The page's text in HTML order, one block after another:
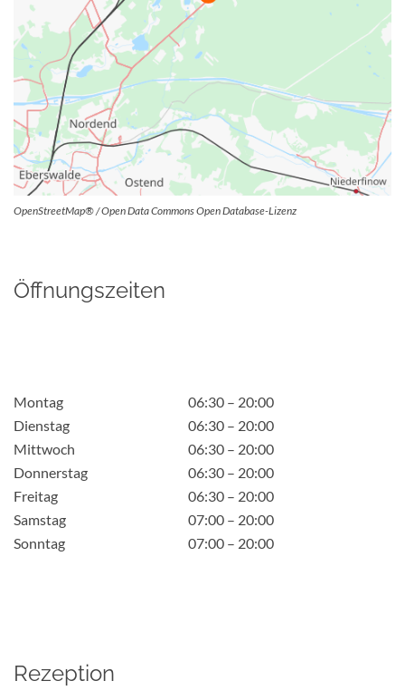
OpenStreetMap® / Open Data Commons Open Database-Lizenz
Öffnungszeiten
Montag
06:30 – 20:00
Dienstag
06:30 – 20:00
Mittwoch
06:30 – 20:00
Donnerstag
06:30 – 20:00
Freitag
06:30 – 20:00
Samstag
07:00 – 20:00
Sonntag
07:00 – 20:00
Rezeption